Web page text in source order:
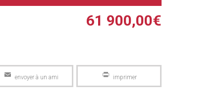
61 900,00€
Email PrintFriendly